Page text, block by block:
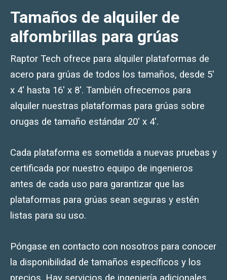
Tamaños de alquiler de
alfombrillas para grúas
Raptor Tech ofrece para alquiler plataformas de
acero para grúas de todos los tamaños, desde 5′
x 4′ hasta 16′ x 8′. También ofrecemos para
alquiler nuestras plataformas para grúas sobre
orugas de tamaño estándar 20′ x 4′.
Cada plataforma es sometida a nuevas pruebas y
certificada por nuestro equipo de ingenieros
antes de cada uso para garantizar que las
plataformas para grúas sean seguras y estén
listas para su uso.
Póngase en contacto con nosotros para conocer
la disponibilidad de tamaños específicos y los